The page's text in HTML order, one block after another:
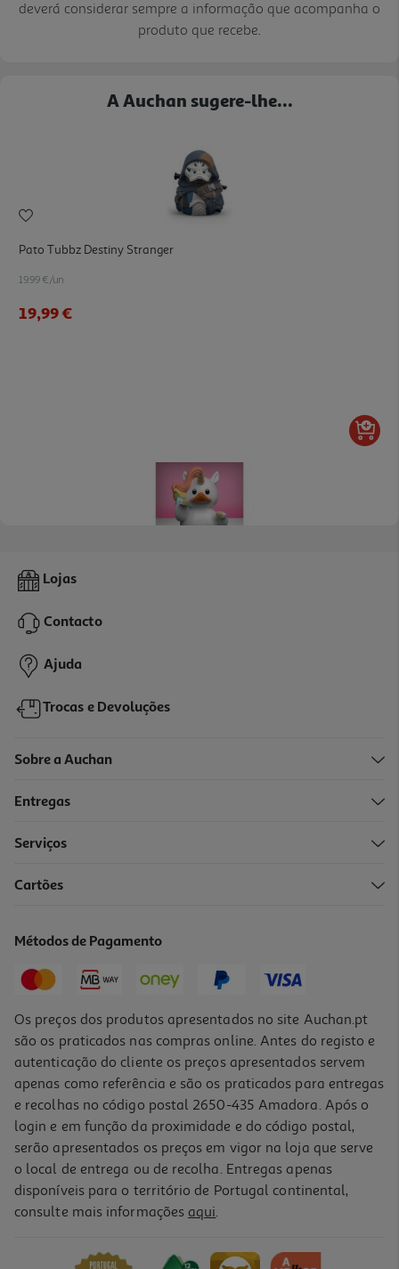
deverá considerar sempre a informação que acompanha o
produto que recebe.
A Auchan sugere-lhe...
Pato Tubbz Destiny Stranger
19.99 €/un
19,99 €
Pato Tubbz Unicórnio
24,99 €
Pato Tubbz Mini Wicked Tin Man
Lojas
Contacto
Ajuda
Trocas e Devoluções
Sobre a Auchan
Entregas
Serviços
Cartões
Métodos de Pagamento
Os preços dos produtos apresentados no site Auchan.pt
são os praticados nas compras online. Antes do registo e
autenticação do cliente os preços apresentados servem
apenas como referência e são os praticados para entregas
e recolhas no código postal 2650-435 Amadora. Após o
login e em função da proximidade e do código postal,
serão apresentados os preços em vigor na loja que serve
o local de entrega ou de recolha. Entregas apenas
disponíveis para o território de Portugal continental,
consulte mais informações aqui.